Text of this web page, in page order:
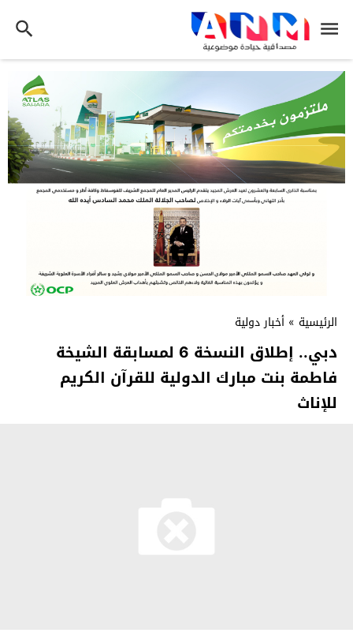
الرئيسية » أخبار دولية
دبي.. إطلاق النسخة 6 لمسابقة الشيخة
فاطمة بنت مبارك الدولية للقرآن الكريم
للإناث